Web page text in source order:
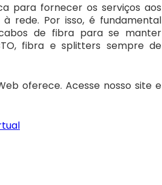
para fornecer os serviços aos
rede. Por isso, é fundamental
de fibra para se manter
fibra e splitters sempre de
oferece. Acesse nosso site e